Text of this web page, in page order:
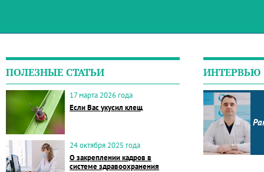
ПОЛЕЗНЫЕ СТАТЬИ
17 марта 2026 года
Если Вас укусил клещ
24 октября 2025 года
О закреплении кадров в
системе здравоохранения
ИНТЕРВЬЮ